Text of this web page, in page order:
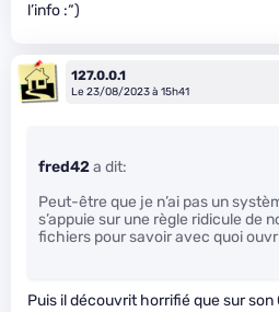
l’info :“)
127.0.0.1
Le 23/08/2023 à 15h41
fred42a dit:
Peut-être que je n’ai pas un
s’appuie sur une règle ridicule de
fichiers pour savoir avec quoi
Puis il découvrit horrifié que sur